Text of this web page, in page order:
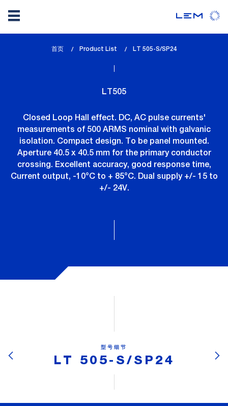
首页 Product List
lem_current_page
LT 505-S/SP24
LT505
Closed Loop Hall effect. DC, AC pulse currents'
measurements of 500 ARMS nominal with galvanic
isolation. Compact design. To be panel mounted.
Aperture 40.5 x 40.5 mm for the primary conductor
crossing. Excellent accuracy, good response time,
Current output, -10°C to + 85°C. Dual supply +/- 15 to
+/- 24V.
型号细节
LT 505-S/SP24